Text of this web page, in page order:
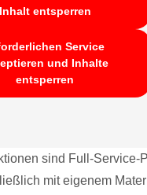
Inhalt entsperren
Service
und Inhalte
entsperren
sind Full-Service-
mit eigenem